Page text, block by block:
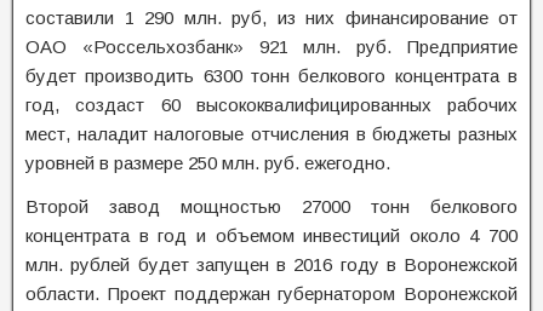
составили 1 290 млн. руб, из них финансирование от
ОАО «Россельхозбанк» 921 млн. руб. Предприятие
будет производить 6300 тонн белкового концентрата в
год, создаст 60 высококвалифицированных рабочих
мест, наладит налоговые отчисления в бюджеты разных
уровней в размере 250 млн. руб. ежегодно.
Второй завод мощностью 27000 тонн белкового
концентрата в год и объемом инвестиций около 4 700
млн. рублей будет запущен в 2016 году в Воронежской
области. Проект поддержан губернатором Воронежской